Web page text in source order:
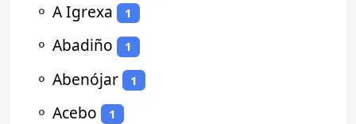
⚬ A Igrexa 1
⚬ Abadiño 1
⚬ Abenójar 1
⚬ Acebo 1